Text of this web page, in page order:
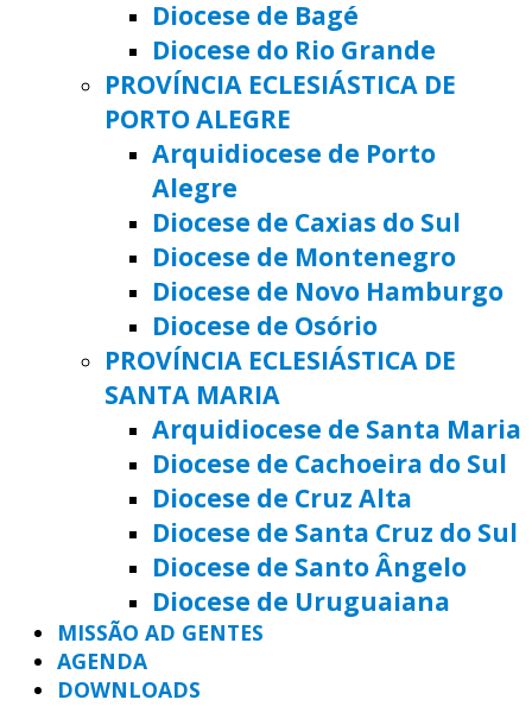
Diocese de Bagé
Diocese do Rio Grande
PROVÍNCIA ECLESIÁSTICA DE
PORTO ALEGRE
Arquidiocese de Porto
Alegre
Diocese de Caxias do Sul
Diocese de Montenegro
Diocese de Novo Hamburgo
Diocese de Osório
PROVÍNCIA ECLESIÁSTICA DE
SANTA MARIA
Arquidiocese de Santa Maria
Diocese de Cachoeira do Sul
Diocese de Cruz Alta
Diocese de Santa Cruz do Sul
Diocese de Santo Ângelo
Diocese de Uruguaiana
MISSÃO AD GENTES
AGENDA
DOWNLOADS